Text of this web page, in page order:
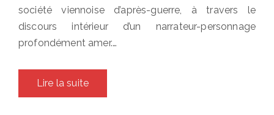
société viennoise d’après-guerre, à travers le
discours intérieur d’un narrateur-personnage
profondément amer.…
Lire la suite